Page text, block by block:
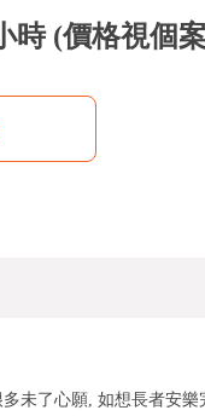
時 (價格視個
未了心願, 如想長者安